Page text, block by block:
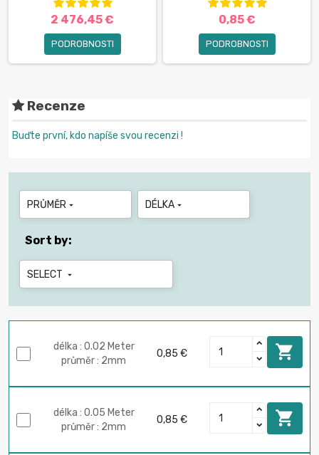
2 476,45 €
PODROBNOSTI
0,85 €
PODROBNOSTI
Recenze
Buďte první, kdo napíše svou recenzi !
PRŮMĚR  DÉLKA 
Sort by:
SELECT 
délka : 0.02 Meter
průměr : 2mm
0,85 € 
délka : 0.05 Meter
průměr : 2mm
0,85 € 